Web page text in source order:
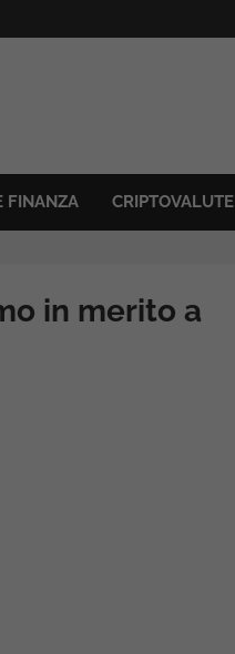
FINANZA CRIPTOVALUTE
in merito a